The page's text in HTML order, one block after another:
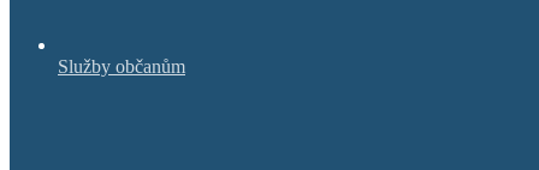
Služby občanům